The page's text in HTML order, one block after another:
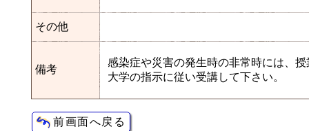
その他
備考
感染症や災害の発生時の非常時には、
大学の指示に従い受講して下さい。